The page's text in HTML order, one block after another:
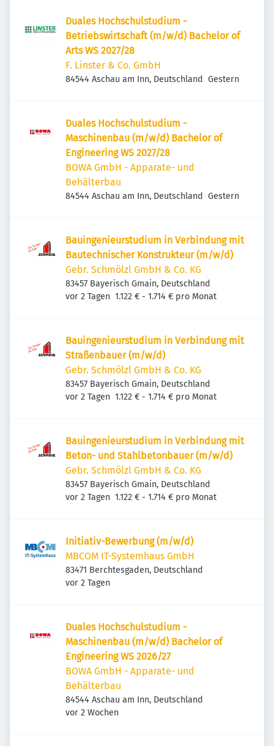
Duales Hochschulstudium -
Betriebswirtschaft (m/w/d) Bachelor of
Arts WS 2027/28
F. Linster & Co. GmbH
84544 Aschau am Inn, Deutschland Veröffentlicht
Gestern
Duales Hochschulstudium -
Maschinenbau (m/w/d) Bachelor of
Engineering WS 2027/28
BOWA GmbH - Apparate- und
Behälterbau
84544 Aschau am Inn, Deutschland Veröffentlicht
Gestern
Bauingenieurstudium in Verbindung mit
Bautechnischer Konstrukteur (m/w/d)
Gebr. Schmölzl GmbH & Co. KG
83457 Bayerisch Gmain, Deutschland
Veröffentlicht:
vor 2 Tagen 1.122 € - 1.714 € pro Monat
Bauingenieurstudium in Verbindung mit
Straßenbauer (m/w/d)
Gebr. Schmölzl GmbH & Co. KG
83457 Bayerisch Gmain, Deutschland
Veröffentlicht:
vor 2 Tagen 1.122 € - 1.714 € pro Monat
Bauingenieurstudium in Verbindung mit
Beton- und Stahlbetonbauer (m/w/d)
Gebr. Schmölzl GmbH & Co. KG
83457 Bayerisch Gmain, Deutschland
Veröffentlicht:
vor 2 Tagen 1.122 € - 1.714 € pro Monat
Initiativ-Bewerbung (m/w/d)
MBCOM IT-Systemhaus GmbH
83471 Berchtesgaden, Deutschland
Veröffentlicht
vor 2 Tagen
Duales Hochschulstudium -
Maschinenbau (m/w/d) Bachelor of
Engineering WS 2026/27
BOWA GmbH - Apparate- und
Behälterbau
84544 Aschau am Inn, Deutschland
Veröffentlicht
vor 2 Wochen